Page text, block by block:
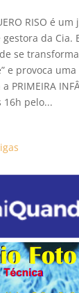
RISO é
da Cia.
se
e provoca
PRIMEIRA
16h pelo...